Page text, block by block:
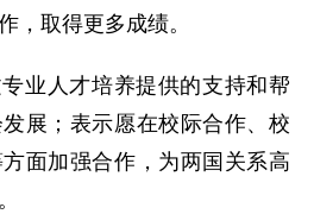
，取得更多成绩。
业人才培养提供的支持和帮
展；表示愿在校际合作、校
面加强合作，为两国关系高